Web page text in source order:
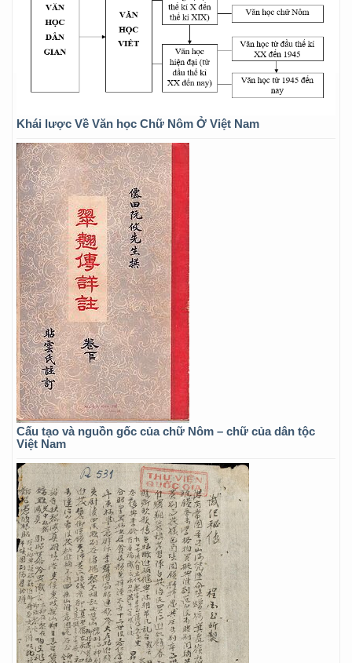
Khái lược Về Văn học Chữ Nôm Ở Việt Nam
Cấu tạo và nguồn gốc của chữ Nôm – chữ của dân tộc
Việt Nam